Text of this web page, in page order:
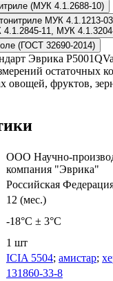
(МУК 4.1.2688-10)
МУК 4.1.1213-
4.1.2845-11, МУК
(ГОСТ 32690-2014)
Эврика
остаточных
овощей, фруктов,
ООО Научно-
компания "Эврика"
Российская
12 (мес.)
-18°С ± 3°С
1 шт
ICIA 5504; амистар;
131860-33-8